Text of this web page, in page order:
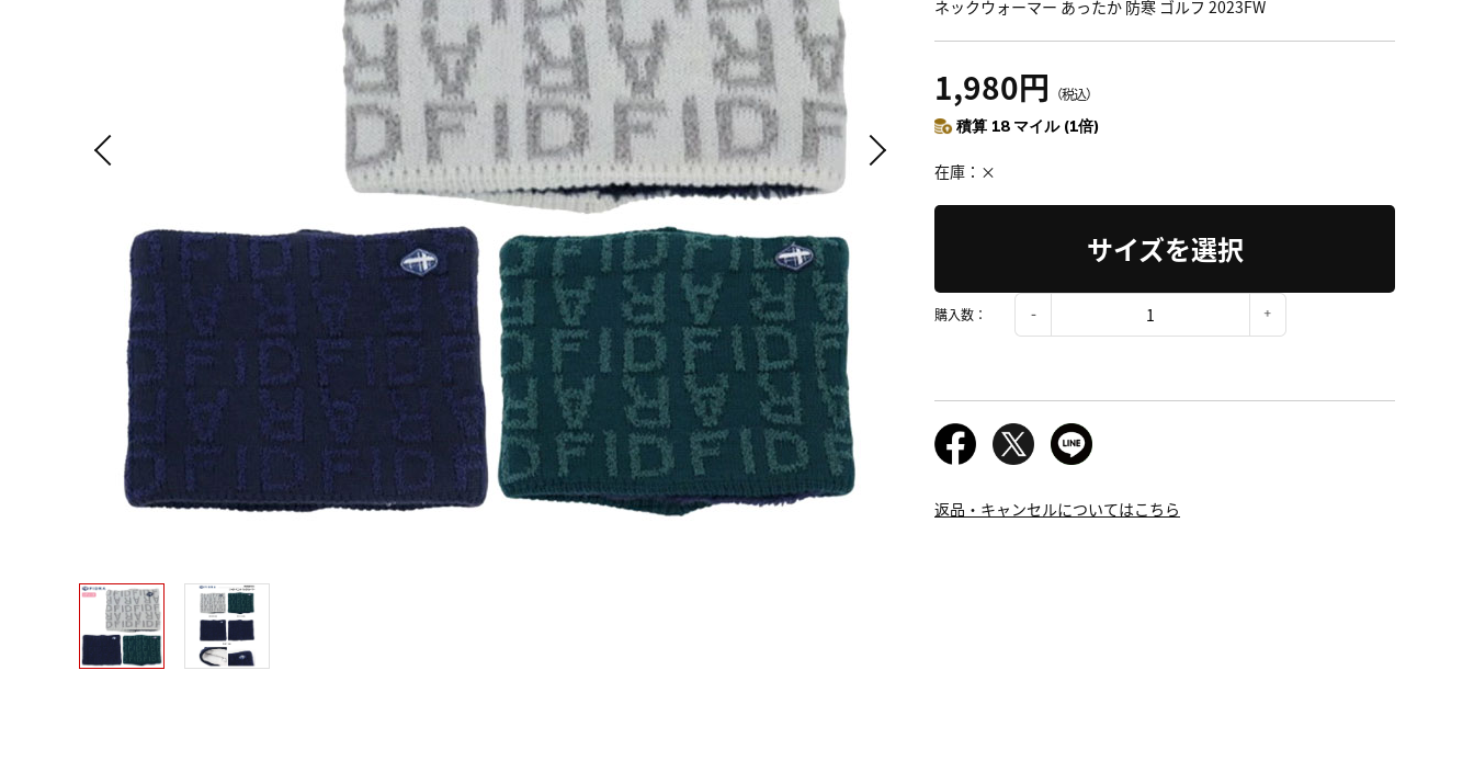
ネックウォーマー あったか 防寒 ゴルフ 2023FW
1,980円 （税込）
積算 18 マイル (1倍)
在庫 ×
サイズを選択
購入数：
返品・キャンセルについてはこちら